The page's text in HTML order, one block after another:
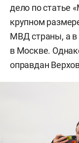
дело по статье
крупном
МВД страны, а в
в Москве.
оправдан